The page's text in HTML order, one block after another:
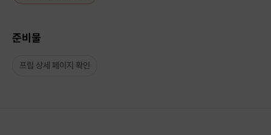
준비물
프립 상세 페이지 확인